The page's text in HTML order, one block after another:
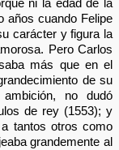
ni la edad de la
años cuando Felipe
carácter y figura la
Pero Carlos
más que en el
de su
no dudó
de rey (1553); y
tantos otros como
grandemente al